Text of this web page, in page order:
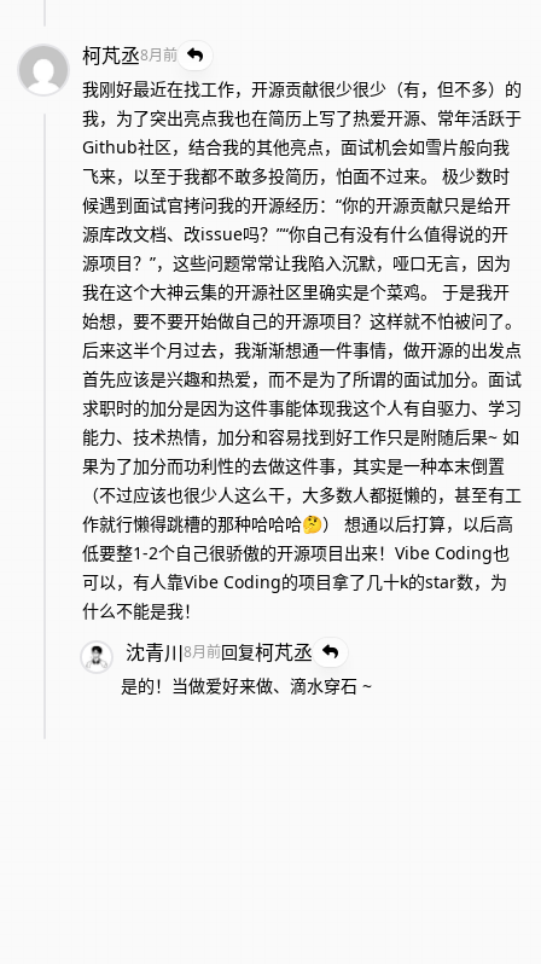
柯芃丞8月前
我刚好最近在找工作，开源贡献很少很少（有，但不多）的
我，为了突出亮点我也在简历上写了热爱开源、常年活跃于
Github社区，结合我的其他亮点，面试机会如雪片般向我
飞来，以至于我都不敢多投简历，怕面不过来。 极少数时
候遇到面试官拷问我的开源经历：“你的开源贡献只是给开
源库改文档、改issue吗？”“你自己有没有什么值得说的开
源项目？”，这些问题常常让我陷入沉默，哑口无言，因为
我在这个大神云集的开源社区里确实是个菜鸡。 于是我开
始想，要不要开始做自己的开源项目？这样就不怕被问了。
后来这半个月过去，我渐渐想通一件事情，做开源的出发点
首先应该是兴趣和热爱，而不是为了所谓的面试加分。面试
求职时的加分是因为这件事能体现我这个人有自驱力、学习
能力、技术热情，加分和容易找到好工作只是附随后果~ 如
果为了加分而功利性的去做这件事，其实是一种本末倒置
（不过应该也很少人这么干，大多数人都挺懒的，甚至有工
作就行懒得跳槽的那种哈哈哈🤔） 想通以后打算，以后高
低要整1-2个自己很骄傲的开源项目出来！Vibe Coding也
可以，有人靠Vibe Coding的项目拿了几十k的star数，为
什么不能是我！
沈青川8月前回复柯芃丞
是的！当做爱好来做、滴水穿石 ~